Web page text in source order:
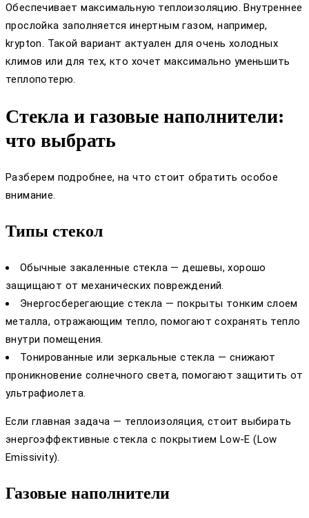
Обеспечивает максимальную теплоизоляцию. Внутреннее
прослойка заполняется инертным газом, например,
krypton. Такой вариант актуален для очень холодных
климов или для тех, кто хочет максимально уменьшить
теплопотерю.
Стекла и газовые наполнители:
что выбрать
Разберем подробнее, на что стоит обратить особое
внимание.
Типы стекол
Обычные закаленные стекла — дешевы, хорошо
защищают от механических повреждений.
Энергосберегающие стекла — покрыты тонким слоем
металла, отражающим тепло, помогают сохранять тепло
внутри помещения.
Тонированные или зеркальные стекла — снижают
проникновение солнечного света, помогают защитить от
ультрафиолета.
Если главная задача — теплоизоляция, стоит выбирать
энергоэффективные стекла с покрытием Low-E (Low
Emissivity).
Газовые наполнители